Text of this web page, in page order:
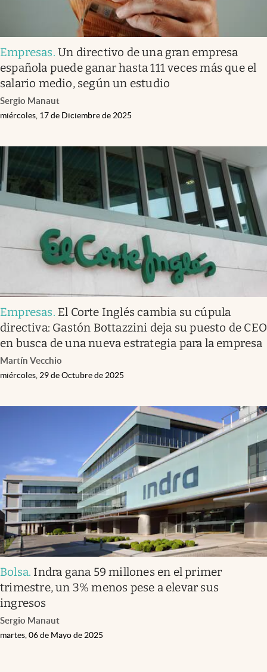
Empresas.Un directivo de una gran empresa
española puede ganar hasta 111 veces más que el
salario medio, según un estudio
Sergio Manaut
miércoles, 17 de Diciembre de 2025
Empresas. El Corte Inglés cambia su cúpula
directiva: Gastón Bottazzini deja su puesto de CEO
en busca de una nueva estrategia para la empresa
Martín Vecchio
miércoles, 29 de Octubre de 2025
Bolsa. Indra gana 59 millones en el primer
trimestre, un 3% menos pese a elevar sus
ingresos
Sergio Manaut
martes, 06 de Mayo de 2025